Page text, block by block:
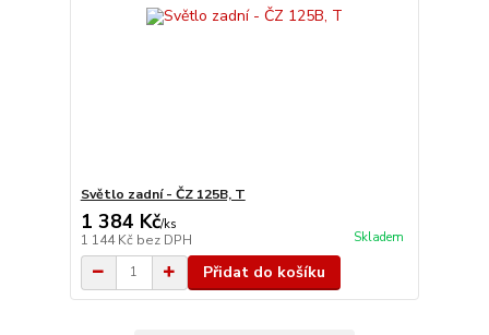
Světlo zadní - ČZ 125B, T
1 384 Kč/ks
1 144 Kč bez DPH Skladem
Přidat do košíku